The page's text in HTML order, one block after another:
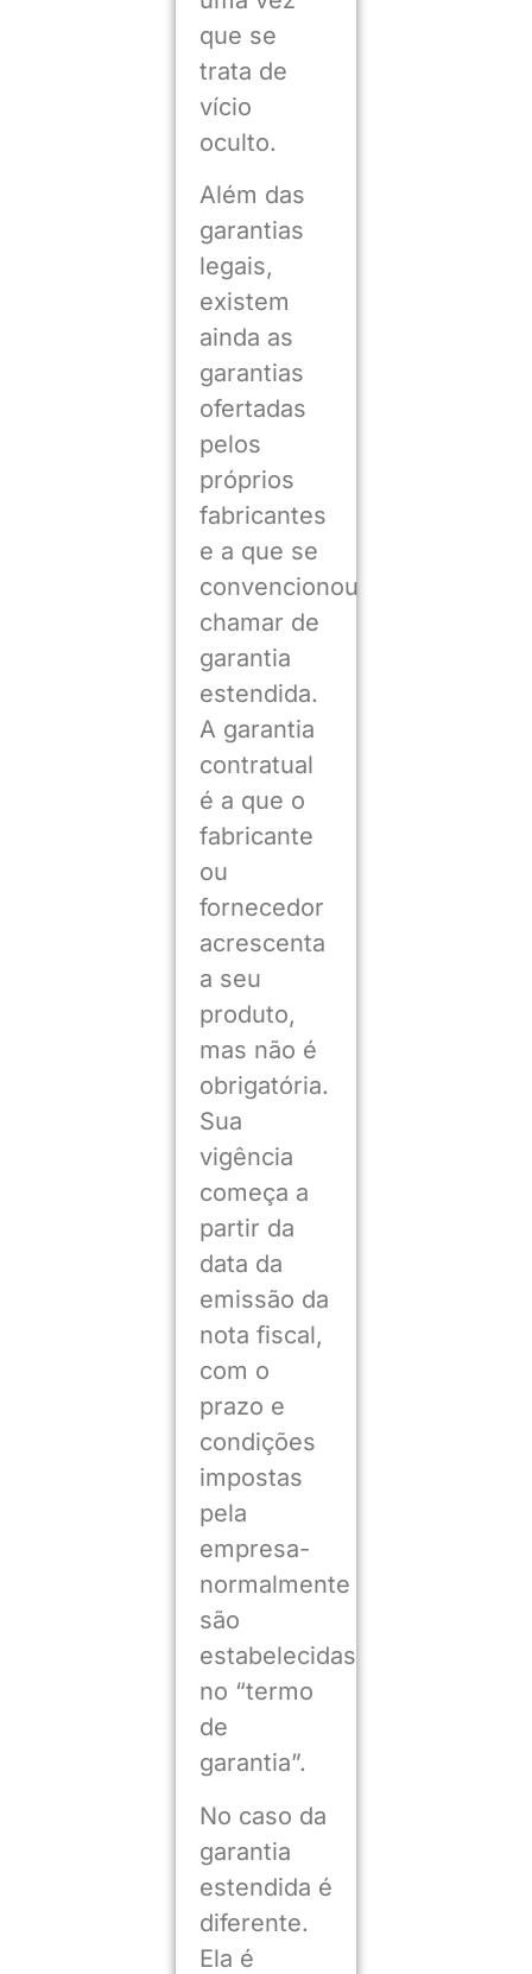
que se
trata de
vício
oculto.
Além das
garantias
legais,
existem
ainda as
garantias
ofertadas
pelos
próprios
fabricantes
e a que se
convencionou
chamar de
garantia
estendida.
A garantia
contratual
é a que o
fabricante
ou
fornecedor
acrescenta
a seu
produto,
mas não é
obrigatória.
Sua
vigência
começa a
partir da
data da
emissão da
nota fiscal,
com o
prazo e
condições
impostas
pela
empresa-
normalmente
são
estabelecidas
no “termo
de
garantia”.
No caso da
garantia
estendida é
diferente.
Ela é